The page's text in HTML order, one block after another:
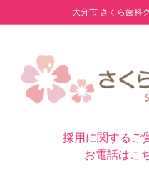
大分市 さくら歯科
採用に関するご
お電話はこ